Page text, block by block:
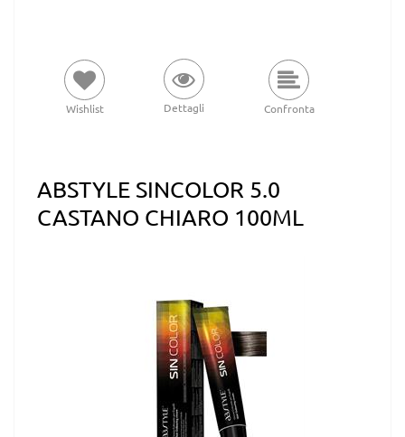
Wishlist Dettagli Confronta
ABSTYLE SINCOLOR 5.0
CASTANO CHIARO 100ML